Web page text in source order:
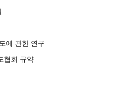
에 관한 연구
협회 규약